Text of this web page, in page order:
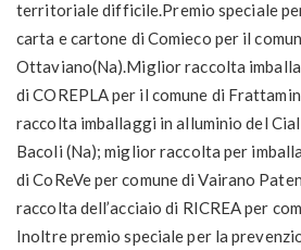
territoriale difficile.Premio speciale
carta e cartone di Comieco per il
Ottaviano(Na).Miglior raccolta
di COREPLA per il comune di
raccolta imballaggi in alluminio del
Bacoli (Na); miglior raccolta per
di CoReVe per comune di Vairano
raccolta dell’acciaio di RICREA per
Inoltre premio speciale per la